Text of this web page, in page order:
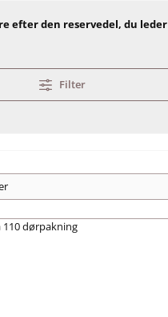
efter den reservedel, du leder
Filter